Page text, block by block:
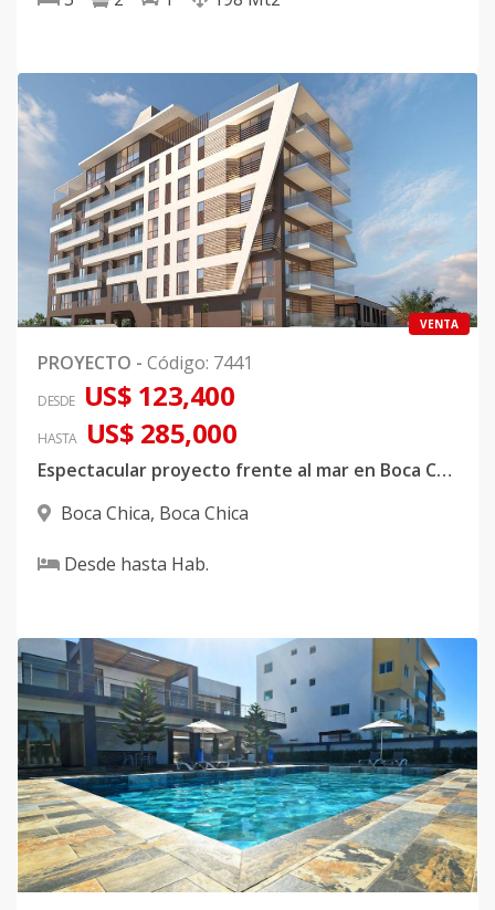
VENTA
PROYECTO - Código: 7441
DESDE US$ 123,400
HASTA US$ 285,000
Espectacular proyecto frente al mar en Boca Chica
Boca Chica, Boca Chica
Desde hasta Hab.